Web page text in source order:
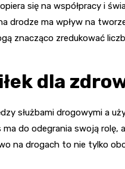
się na współpracy i
drodze ma wpływ na
znacząco zredukować
dla
służbami drogowymi a
do odegrania swoją
na drogach to nie tylko